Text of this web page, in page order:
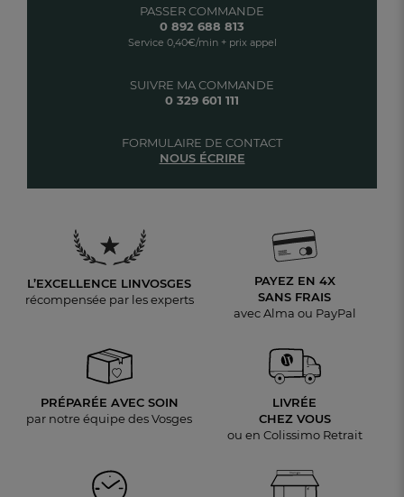
SUIVRE MA COMMANDE
0 329 601 111
PASSER COMMANDE
0 892 688 813
Service 0,40€/min + prix appel
FORMULAIRE DE CONTACT
NOUS ÉCRIRE
L’EXCELLENCE LINVOSGES
récompensée par les experts
PAYEZ EN 4X
SANS FRAIS
avec Alma ou PayPal
PRÉPARÉE AVEC SOIN
par notre équipe des Vosges
LIVRÉE
CHEZ VOUS
ou en Colissimo Retrait